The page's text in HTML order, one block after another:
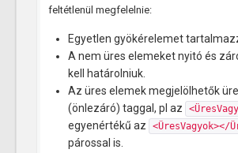
feltétlenül megfelelnie:
Egyetlen gyökérelemet
A nem üres elemeket nyitó és
kell határolniuk.
Az üres elemek megjelölhetők
(önlezáró) taggal, pl az
egyenértékű az
<ÜresVagyok></
párossal is.